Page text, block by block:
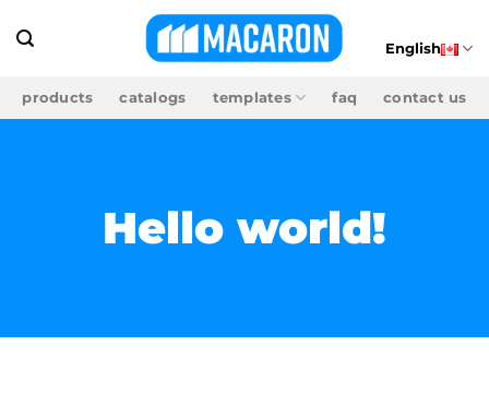
English
products catalogs templates faq contact us
Hello world!